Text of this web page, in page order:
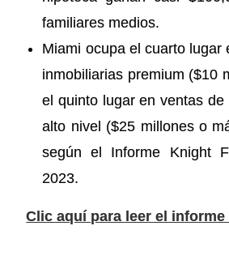
familiares medios.
Miami ocupa el cuarto lugar
inmobiliarias premium ($10
el quinto lugar en ventas
alto nivel ($25 millones o
según el Informe Knight
2023.
Clic aquí para leer el